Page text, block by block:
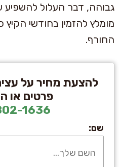
גבוהה, דבר העלול להשפיע
מומלץ להזמין בחודשי
החורף.
להצעת מחיר על
פרטים או
1636
שם: